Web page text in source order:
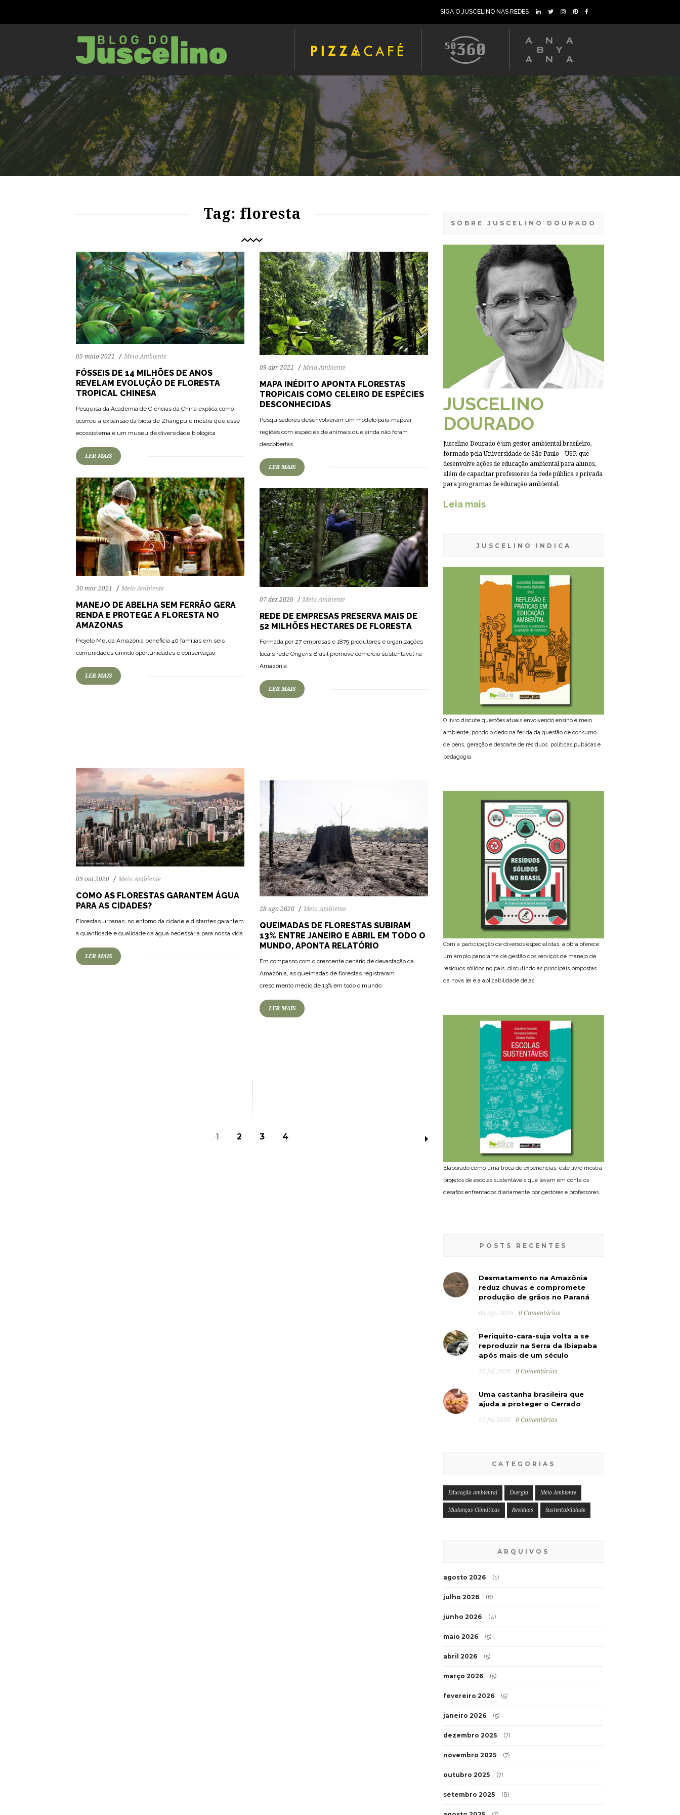
SIGA O JUSCELINO NAS REDES
Tag: floresta
05 maio 2021 Meio Ambiente
FÓSSEIS DE 14 MILHÕES DE ANOS
REVELAM EVOLUÇÃO DE FLORESTA
TROPICAL CHINESA
Pesquisa da Academia de Ciências da China explica como
ocorreu a expansão da biota de Zhangpu e mostra que esse
ecossistema é um museu de diversidade biológica
LER MAIS
09 abr 2021 Meio Ambiente
MAPA INÉDITO APONTA FLORESTAS
TROPICAIS COMO CELEIRO DE ESPÉCIES
DESCONHECIDAS
Pesquisadores desenvolveram um modelo para mapear
regiões com espécies de animais que ainda não foram
descobertas
LER MAIS
30 mar 2021 Meio Ambiente
MANEJO DE ABELHA SEM FERRÃO GERA
RENDA E PROTEGE A FLORESTA NO
AMAZONAS
Projeto Mel da Amazônia beneficia 40 famílias em seis
comunidades unindo oportunidades e conservação
LER MAIS
07 dez 2020 Meio Ambiente
REDE DE EMPRESAS PRESERVA MAIS DE
52 MILHÕES HECTARES DE FLORESTA
Formada por 27 empresas e 1879 produtores e organizações
locais rede Origens Brasil promove comércio sustentável na
Amazônia
LER MAIS
09 out 2020 Meio Ambiente
COMO AS FLORESTAS GARANTEM ÁGUA
PARA AS CIDADES?
Florestas urbanas, no entorno da cidade e distantes garantem
a quantidade e qualidade da água necessária para nossa vida
LER MAIS
28 ago 2020 Meio Ambiente
QUEIMADAS DE FLORESTAS SUBIRAM
13% ENTRE JANEIRO E ABRIL EM TODO O
MUNDO, APONTA RELATÓRIO
Em compasso com o crescente cenário de devastação da
Amazônia, as queimadas de florestas registraram
crescimento médio de 13% em todo o mundo
LER MAIS
1 2 3 4
SOBRE JUSCELINO DOURADO
JUSCELINO
DOURADO
Juscelino Dourado é um gestor ambiental brasileiro,
formado pela Universidade de São Paulo – USP, que
desenvolve ações de educação ambiental para alunos,
além de capacitar professores da rede pública e privada
para programas de educação ambiental.
Leia mais
JUSCELINO INDICA
O livro discute questões atuais envolvendo ensino e meio
ambiente, pondo o dedo na ferida da questão de consumo
de bens, geração e descarte de resíduos, políticas públicas e
pedagogia.
Com a participação de diversos especialistas, a obra oferece
um amplo panorama da gestão dos serviços de manejo de
resíduos sólidos no país, discutindo as principais propostas
da nova lei e a aplicabilidade delas.
Elaborado como uma troca de experiências, este livro mostra
projetos de escolas sustentáveis que levam em conta os
desafios enfrentados diariamente por gestores e professores.
POSTS RECENTES
Desmatamento na Amazônia
reduz chuvas e compromete
produção de grãos no Paraná
05 ago 2026 0 Comentários
Periquito-cara-suja volta a se
reproduzir na Serra da Ibiapaba
após mais de um século
31 jul 2026 0 Comentários
Uma castanha brasileira que
ajuda a proteger o Cerrado
27 jul 2026 0 Comentários
CATEGORIAS
Educação ambiental Energia Meio Ambiente
Mudanças Climáticas Resíduos Sustentabilidade
ARQUIVOS
agosto 2026 (1)
julho 2026 (6)
junho 2026 (4)
maio 2026 (5)
abril 2026 (5)
março 2026 (5)
fevereiro 2026 (5)
janeiro 2026 (5)
dezembro 2025 (7)
novembro 2025 (7)
outubro 2025 (7)
setembro 2025 (8)